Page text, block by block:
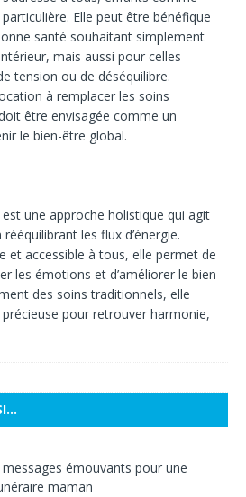
Elle peut être bénéfique
santé souhaitant simplement
mais aussi pour celles
tension ou de déséquilibre.
à remplacer les soins
être envisagée comme un
le bien-être global.
une approche holistique qui agit
les flux d’énergie.
et accessible à tous, elle permet de
les émotions et d’améliorer le bien-
des soins traditionnels, elle
pour retrouver harmonie,
messages émouvants pour une
maman